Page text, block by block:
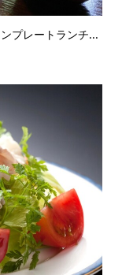
プレートランチ...